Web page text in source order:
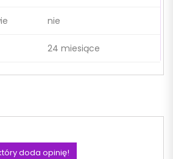
nie
24 miesiące
doda opinię!